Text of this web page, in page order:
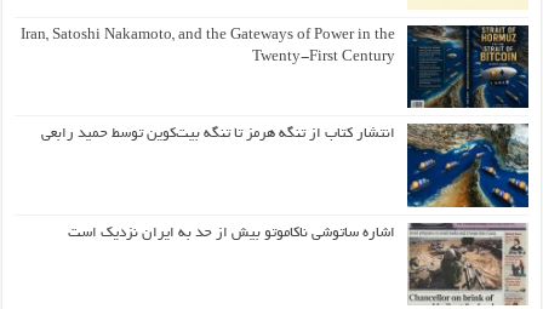
Iran, Satoshi Nakamoto, and the Gateways of Power in the
Twenty-First Century
انتشار کتاب از تنگه هرمز تا تنگه بیت‌کوین توسط حمید رابعی
اشاره ساتوشی ناکاموتو بیش از حد به ایران نزدیک است